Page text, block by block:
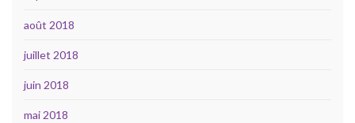
août 2018
juillet 2018
juin 2018
mai 2018